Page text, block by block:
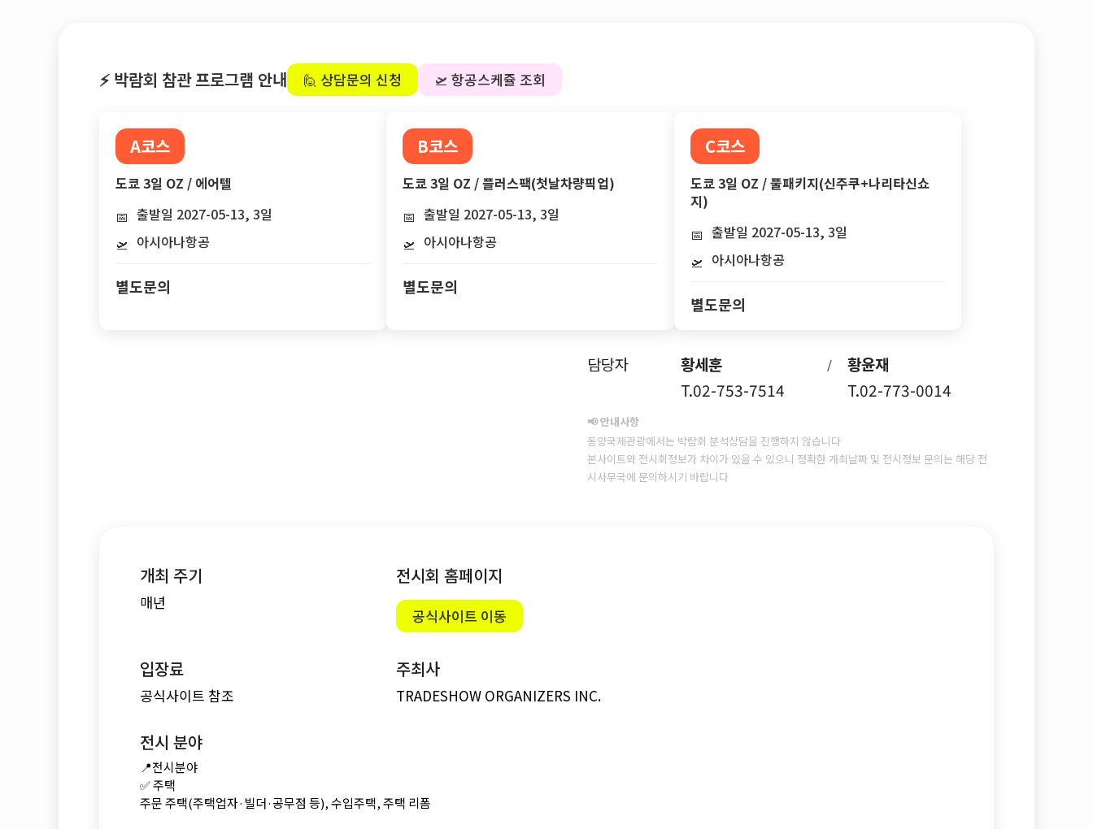
⚡ 박람회 참관 프로그램 안내 🙋 상담문의 신청 🛫 항공스케쥴 조회
A코스
도쿄 3일 OZ / 에어텔
📅 출발일 2027-05-13, 3일
🛫 아시아나항공
별도문의
B코스
도쿄 3일 OZ / 플러스팩(첫날차량픽업)
📅 출발일 2027-05-13, 3일
🛫 아시아나항공
별도문의
C코스
도쿄 3일 OZ / 풀패키지(신주쿠+나리타신쇼
지)
📅 출발일 2027-05-13, 3일
🛫 아시아나항공
별도문의
담당자 황세훈 /
황윤재
T.02-753-7514
T.02-773-0014
📢 안내사항
동양국제관광에서는 박람회 분석상담을 진행하지 않습니다
본사이트와 전시회정보가 차이가 있을 수 있으니 정확한 개최날짜 및 전시정보 문의는 해당 전
시사무국에 문의하시기 바랍니다
개최 주기
매년
전시회 홈페이지
공식사이트 이동
입장료
공식사이트 참조
주최사
TRADESHOW ORGANIZERS INC.
전시 분야
📍전시분야
✅ 주택
주문 주택(주택업자·빌더·공무점 등), 수입주택, 주택 리폼